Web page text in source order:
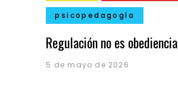
psicopedagogía
Regulación no es obediencia
5 de mayo de 2026